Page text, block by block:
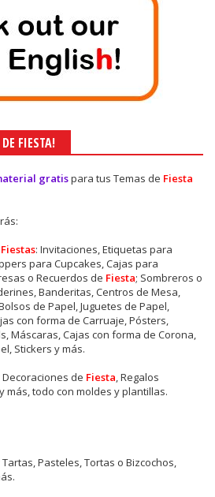
FIESTA!
gratispara tus Temas de Fiesta
Fiestas: Invitaciones, Etiquetas para
para Cupcakes, Cajas para
o Recuerdos de Fiesta; Sombreros o
Banderitas, Centros de Mesa,
de Papel, Juguetes de Papel,
con forma de Carruaje, Pósters,
Máscaras, Cajas con forma de Corona,
Stickers y más.
de Fiesta, Regalos
más, todo con moldes y plantillas.
Pasteles, Tortas o Bizcochos,